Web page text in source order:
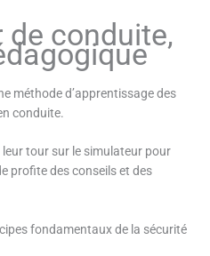
conduite,
méthode d’apprentissage des
conduite.
tour sur le simulateur pour
profite des conseils et des
fondamentaux de la sécurité